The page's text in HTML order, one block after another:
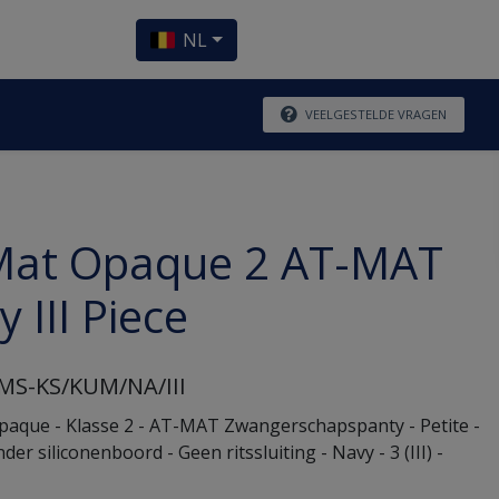
NL
VEELGESTELDE VRAGEN
Opaque 2 AT-MAT
III Piece
KS/KUM/NA/III
- Klasse 2 - AT-MAT Zwangerschapspanty - Petite -
siliconenboord - Geen ritssluiting - Navy - 3 (III) -